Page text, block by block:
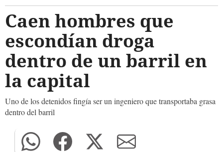
Caen hombres que
escondían droga
dentro de un barril en
la capital
Uno de los detenidos fingía ser un ingeniero que transportaba grasa
dentro del barril